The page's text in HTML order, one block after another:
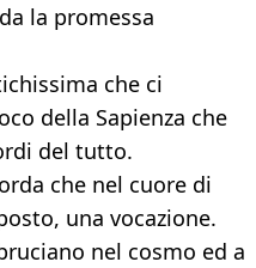
la promessa
che ci
della Sapienza che
del tutto.
che nel cuore di
una vocazione.
nel cosmo ed a